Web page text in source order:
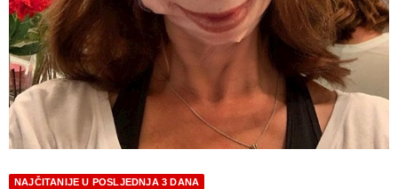
NAJČITANIJE U POSLJEDNJA 3 DANA